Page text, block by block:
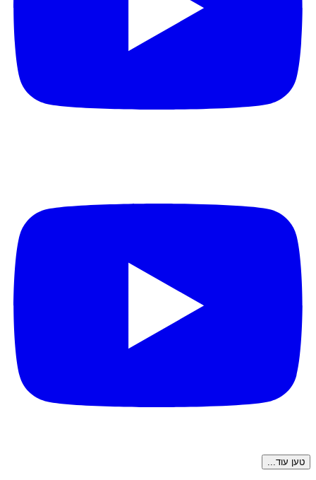
טען עוד...